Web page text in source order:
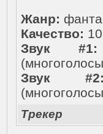
Жанр:
Качество:
Звук #1:
Звук
Трекер